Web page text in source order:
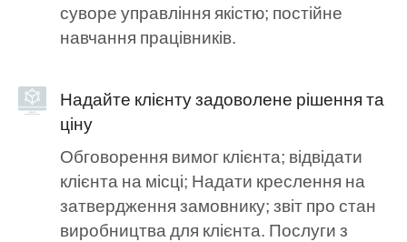
суворе управління якістю; постійне
навчання працівників.
Надайте клієнту задоволене рішення та
ціну
Обговорення вимог клієнта; відвідати
клієнта на місці; Надати креслення на
затвердження замовнику; звіт про стан
виробництва для клієнта. Послуги з